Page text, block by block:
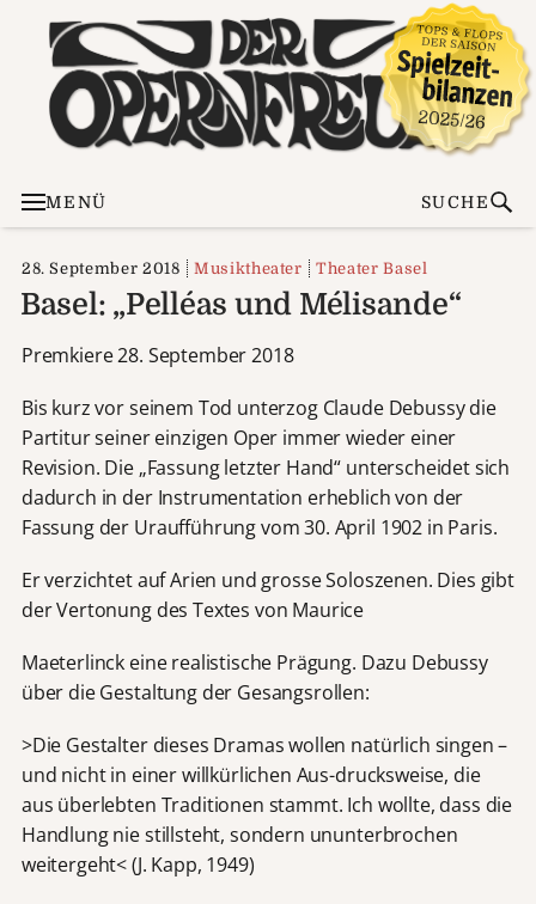
MENÜ SUCHE
28. September 2018 Musiktheater Theater Basel
Basel: „Pelléas und Mélisande“
Premkiere 28. September 2018
Bis kurz vor seinem Tod unterzog Claude Debussy die
Partitur seiner einzigen Oper immer wieder einer
Revision. Die „Fassung letzter Hand“ unterscheidet sich
dadurch in der Instrumentation erheblich von der
Fassung der Uraufführung vom 30. April 1902 in Paris.
Er verzichtet auf Arien und grosse Soloszenen. Dies gibt
der Vertonung des Textes von Maurice
Maeterlinck eine realistische Prägung. Dazu Debussy
über die Gestaltung der Gesangsrollen:
>Die Gestalter dieses Dramas wollen natürlich singen –
und nicht in einer willkürlichen Aus-drucksweise, die
aus überlebten Traditionen stammt. Ich wollte, dass die
Handlung nie stillsteht, sondern ununterbrochen
weitergeht< (J. Kapp, 1949)